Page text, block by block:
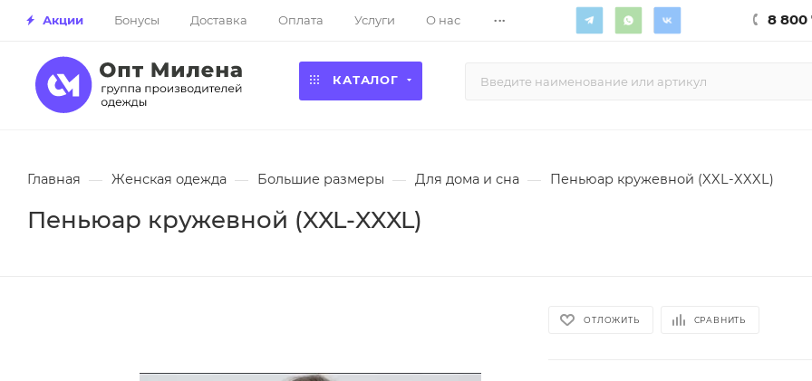
Акции Бонусы Доставка Оплата Услуги О нас ... 8 800
КАТАЛОГ
Главная — Женская одежда — Большие размеры — Для дома и сна — Пеньюар кружевной (XXL-XXXL)
Пеньюар кружевной (XXL-XXXL)
ОТЛОЖИТЬ СРАВНИТЬ